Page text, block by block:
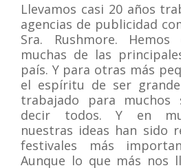
Llevamos casi 20 años
agencias de publicidad
Sra. Rushmore.
muchas de las
país. Y para otras más
el espíritu de ser
trabajado para muchos
decir todos. Y en
nuestras ideas han sido
festivales más
Aunque lo que más nos